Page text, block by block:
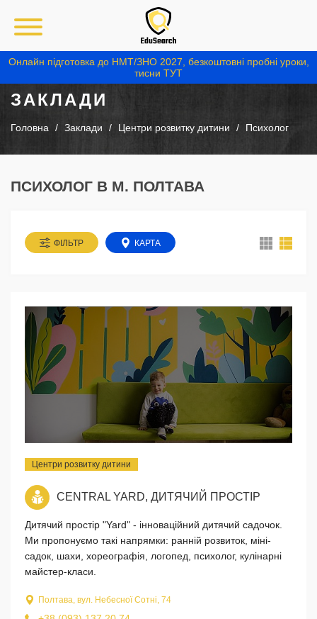
Онлайн підготовка до НМТ/ЗНО 2027, безкоштовні пробні уроки,
тисни ТУТ
ЗАКЛАДИ
Головна Заклади Центри розвитку дитини Психолог
ПСИХОЛОГ В М. ПОЛТАВА
ФІЛЬТР КАРТА
Центри розвитку дитини
CENTRAL YARD, ДИТЯЧИЙ ПРОСТІР
Дитячий простір "Yard" - інноваційний дитячий садочок.
Ми пропонуємо такі напрямки: ранній розвиток, міні-
садок, шахи, хореографія, логопед, психолог, кулінарні
майстер-класи.
Полтава, вул. Небесної Сотні, 74